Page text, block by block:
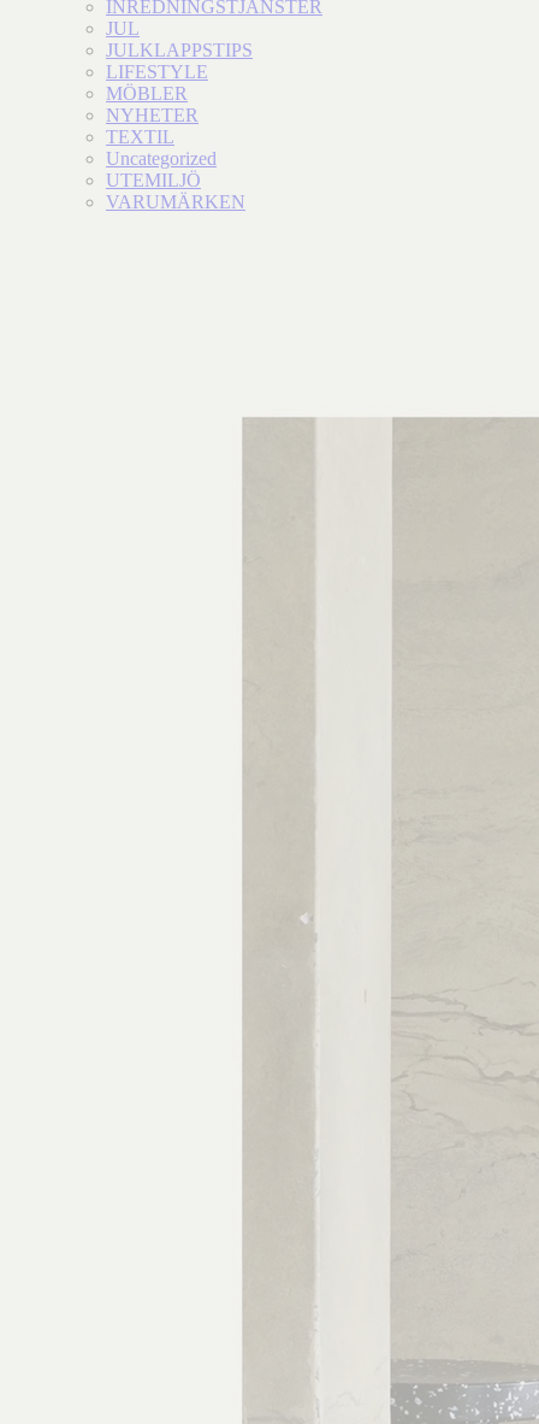
INREDNINGSTJÄNSTER
JUL
JULKLAPPSTIPS
LIFESTYLE
MÖBLER
NYHETER
TEXTIL
Uncategorized
UTEMILJÖ
VARUMÄRKEN